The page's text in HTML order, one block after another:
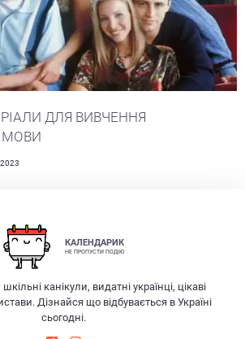
ДЛЯ ВИВЧЕННЯ
МОВИ
КАЛЕНДАРИК
НЕ ПРОПУСТИ ПОДІЮ
канікули, видатні українці, цікаві
Дізнайся що відбувається в Україні
сьогодні.